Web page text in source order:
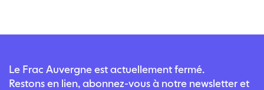
Le Frac Auvergne est actuellement fermé.
Restons en lien, abonnez-vous à notre newsletter et